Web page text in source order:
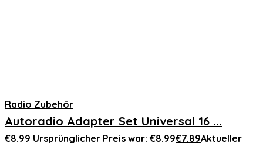
Radio Zubehör
Autoradio Adapter Set Universal 16 ...
€8.99 Ursprünglicher Preis war: €8.99€7.89Aktueller